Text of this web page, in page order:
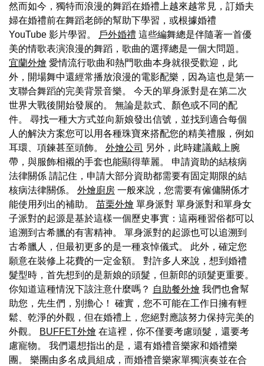
然而如今，獨特而浪漫的舞蹈在婚禮上越來越常見，訂婚夫
婦在婚禮前在舞蹈老師的幫助下學習，或根據婚禮
YouTube 影片學習。
戶外婚禮 這些編舞總是伴隨著一首優
美的情歌表演浪漫的舞蹈，歌曲的選擇總是一個大問題。
宜蘭外燴 愛情流行歌曲和熱門歌曲本身就很受歡迎，此
外，開場舞中還經常播放浪漫的電影配樂，因為這也是第一
支聯合舞蹈的完美背景音樂。 今天的單身派對是在第二次
世界大戰後開始發展的。 無論是款式、顏色或不同的配
件。 尋找一種大方式並向新娘發出信號，並找到適合每個
人的解決方案您可以用各種珠寶來搭配您的精美禮服，例如
耳環、項鍊甚至頭飾。 外燴公司 另外，此時建議戴上腕
帶，與服飾相襯的手套也能顯得華麗。 申請資助的結核病
法律關係 請記住，申請大部分資助都需要有固定期限的結
核病法律關係。 外燴廚房 一般來說，您需要有僱傭關係才
能使用列出的補助。 苗栗外燴 單身派對 單身派對和單身女
子派對的起源是基於這樣一個歷史事實：這兩種習俗都可以
追溯到古希臘的有害精神。 單身派對的起源也可以追溯到
古希臘人，但最初更多的是一種哀悼儀式。 此外，確定您
願意在裝修上花費的一定金額。 對許多人來說，想到婚禮
髮型時，首先想到的是新娘的頭髮，但新郎的頭髮更重要。
你知道這種情況下該注意什麼嗎？ 自助餐外燴 我們也會幫
助您，先生們，別擔心！ 確實，您不可能在工作日擁有輕
鬆、乾淨的外觀，但在婚禮上，您絕對應該努力保持完美的
外觀。
BUFFET外燴 在這裡，你不僅要考慮頭髮，還要考
慮寵物。 我們還想指出的是，還有婚禮音樂家和婚禮樂
團。 樂團由多名成員組成，而婚禮音樂家單獨演奏並在合